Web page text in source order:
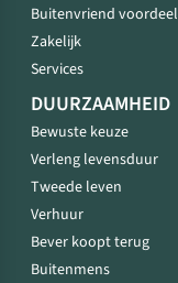
Buitenvriend voordeel
Zakelijk
Services
DUURZAAMHEID
Bewuste keuze
Verleng levensduur
Tweede leven
Verhuur
Bever koopt terug
Buitenmens